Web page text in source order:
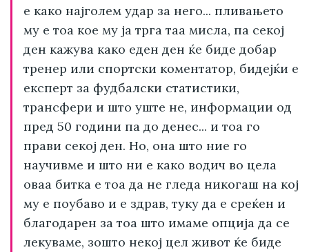
е како најголем удар за него... пливањето
му е тоа кое му ја трга таа мисла, па секој
ден кажува како еден ден ќе биде добар
тренер или спортски коментатор, бидејќи е
експерт за фудбалски статистики,
трансфери и што уште не, информации од
пред 50 години па до денес... и тоа го
прави секој ден. Но, она што ние го
научивме и што ни е како водич во цела
оваа битка е тоа да не гледа никогаш на кој
му е поубаво и е здрав, туку да е среќен и
благодарен за тоа што имаме опција да се
лекуваме, зошто некој цел живот ќе биде